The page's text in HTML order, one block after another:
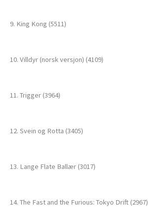
9. King Kong (5511)
10. Villdyr (norsk versjon) (4109)
11. Trigger (3964)
12. Svein og Rotta (3405)
13. Lange Flate Ballær (3017)
14. The Fast and the Furious: Tokyo Drift (2967)